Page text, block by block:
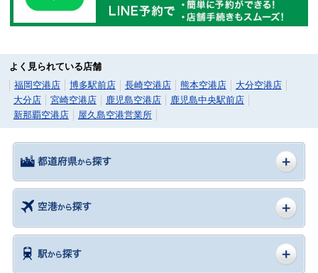
よく見られている店舗
福岡空港店
博多駅前店 長崎空港店 熊本空港店
大分空港店
大分店
宮崎空港店 鹿児島空港店
鹿児島中央駅前店
新那覇空港店
屋久島空港営業所